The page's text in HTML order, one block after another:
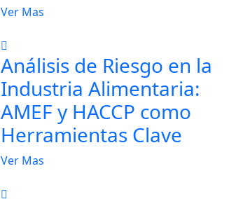
Ver Mas
Análisis de Riesgo en la
Industria Alimentaria:
AMEF y HACCP como
Herramientas Clave
Ver Mas